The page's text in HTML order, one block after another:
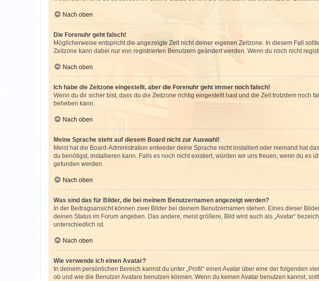
Nach oben
Die Forenuhr geht falsch!
Möglicherweise entspricht die angezeigte Zeit nicht deiner eigenen Zeitzone. In diesem Fall
Zeitzone kann dabei nur von registrierten Benutzern geändert werden. Wenn du noch nicht
Nach oben
Ich habe die Zeitzone eingestellt, aber die Forenuhr geht immer noch falsch!
Wenn du dir sicher bist, dass du die Zeitzone richtig eingestellt hast und die Zeit trotzdem noch
beheben kann.
Nach oben
Meine Sprache steht auf diesem Board nicht zur Auswahl!
Meist hat die Board-Administration entweder deine Sprache nicht installiert oder niemand hat
du benötigst, installieren kann. Falls es noch nicht existiert, würden wir uns freuen, wenn du es
gefunden werden.
Nach oben
Was sind das für Bilder, die bei meinem Benutzernamen angezeigt werden?
In der Beitragsansicht können zwei Bilder bei deinem Benutzernamen stehen. Eines dieser
deinen Status im Forum angeben. Das andere, meist größere, Bild wird auch als „Avatar“
unterschiedlich ist.
Nach oben
Wie verwende ich einen Avatar?
In deinem persönlichen Bereich kannst du unter „Profil“ einen Avatar über eine der folgenden
ob und wie die Benutzer Avatare benutzen können. Wenn du keinen Avatar benutzen kannst,